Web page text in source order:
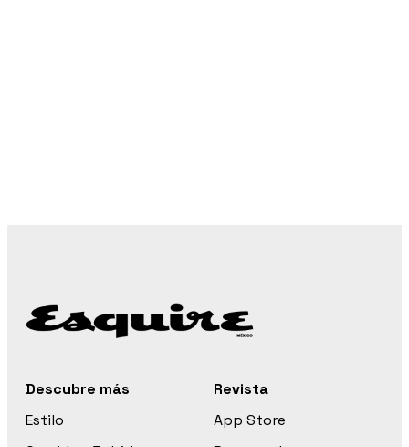
Descubre más
Estilo
Revista
App Store